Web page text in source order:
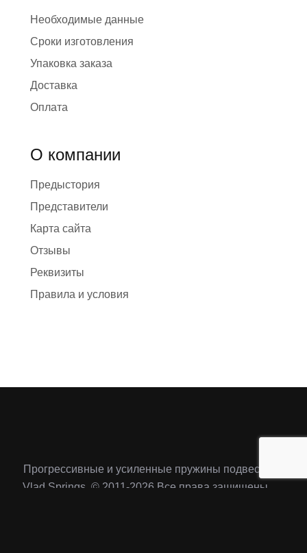
Необходимые данные
Сроки изготовления
Упаковка заказа
Доставка
Оплата
О компании
Предыстория
Представители
Карта сайта
Отзывы
Реквизиты
Правила и условия
Прогрессивные и усиленные пружины подвески
Vlad Springs. © 2011-2026 Все права защищены.